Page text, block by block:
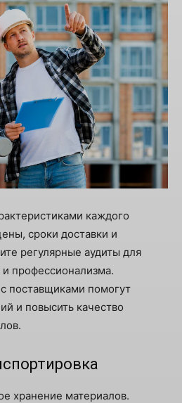
каждого
сроки доставки и
регулярные аудиты для
профессионализма.
поставщиками помогут
и повысить качество
хранение материалов.